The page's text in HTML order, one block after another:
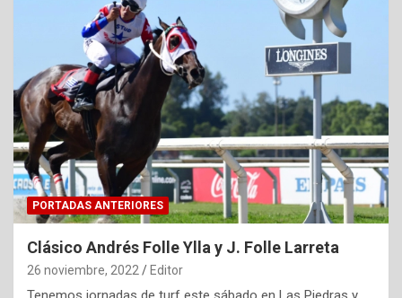
PORTADAS ANTERIORES
Clásico Andrés Folle Ylla y J. Folle Larreta
26 noviembre, 2022 Editor